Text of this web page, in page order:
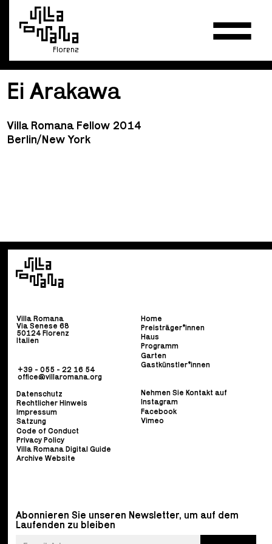
Florenz
Ei Arakawa
Villa Romana Fellow 2014
Berlin/New York
Villa Romana
Via Senese 68
50124 Florenz
Italien
+39 - 055 - 22 16 54
office@villaromana.org
Home
Preisträger*innen
Haus
Programm
Garten
Gastkünstler*innen
Datenschutz
Rechtlicher Hinweis
Impressum
Satzung
Code of Conduct
Privacy Policy
Villa Romana Digital Guide
Archive Website
Nehmen Sie Kontakt auf
Instagram
Facebook
Vimeo
Abonnieren Sie unseren Newsletter, um auf dem
Laufenden zu bleiben